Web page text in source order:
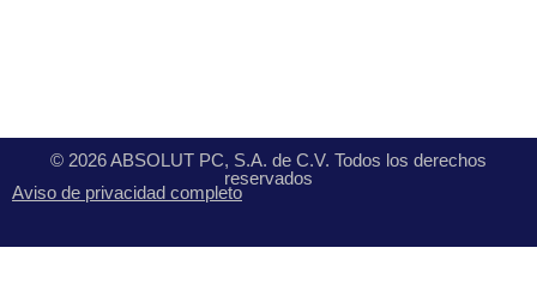
© 2026 ABSOLUT PC, S.A. de C.V. Todos los derechos
reservados
Aviso de privacidad completo